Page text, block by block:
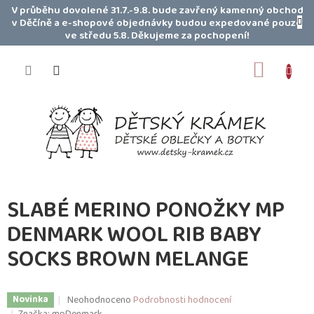
PřejítV průběhu dovolené 31.7.-9.8. bude zavřený kamenný obchod
v Děčíně a e-shopové objednávky budou expedované pouze
ve středu 5.8. Děkujeme za pochopení!
SLABÉ MERINO PONOŽKY MP
DENMARK WOOL RIB BABY
SOCKS BROWN MELANGE
Novinka
Průměrné
NeohodnocenoPodrobnosti hodnocení